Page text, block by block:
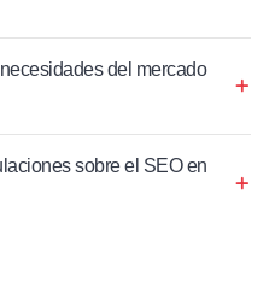
del mercado
sobre el SEO en